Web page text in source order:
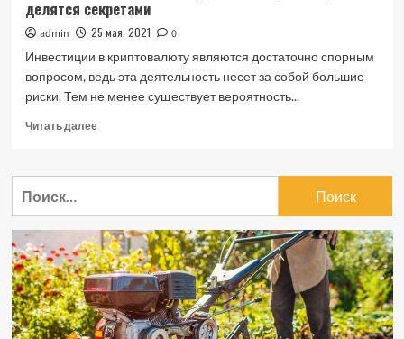
делятся секретами
admin 25 мая, 2021
0
Инвестиции в криптовалюту являются достаточно спорным
вопросом, ведь эта деятельность несет за собой большие
риски. Тем не менее существует вероятность...
Читать далееПрочитать
Стоит
криптовалюту:
эксперты
делятся
секретами